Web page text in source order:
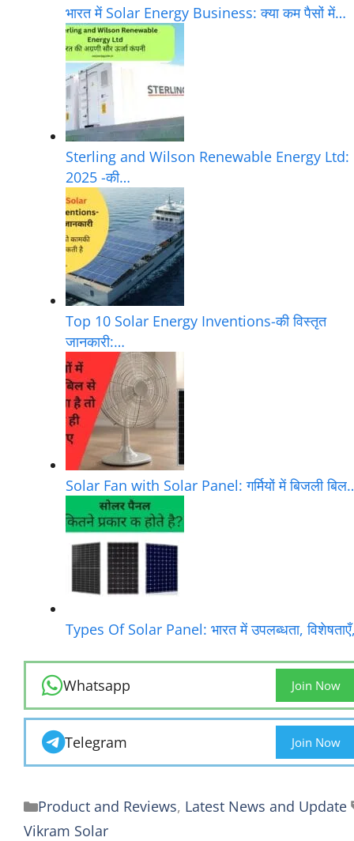
भारत में Solar Energy Business: क्या कम पैसों में…
Sterling and Wilson Renewable Energy Ltd:
2025 -की…
Top 10 Solar Energy Inventions-की विस्तृत
जानकारी:…
Solar Fan with Solar Panel: गर्मियों में बिजली
Types Of Solar Panel: भारत में उपलब्धता,
Whatsapp Join Now
Telegram Join Now
Categories
Product and Reviews, Latest News and Update
Vikram Solar